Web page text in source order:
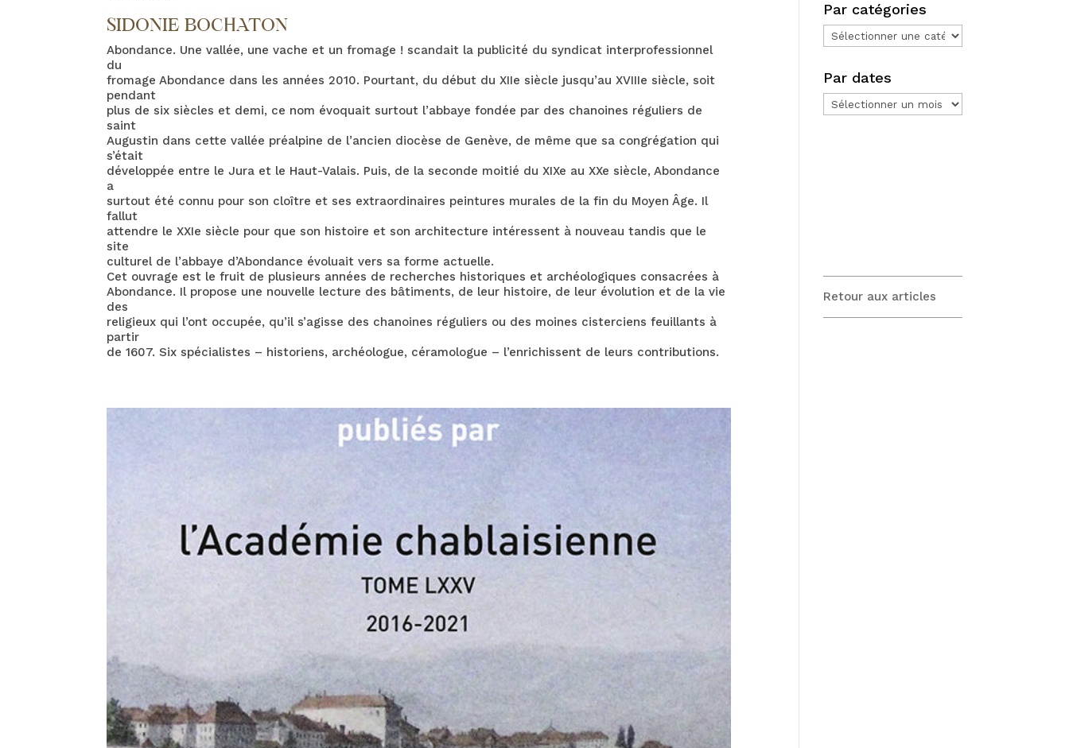
SIDONIE BOCHATON
Abondance. Une vallée, une vache et un fromage ! scandait la publicité du syndicat interprofessionnel
du
fromage Abondance dans les années 2010. Pourtant, du début du XIIe siècle jusqu’au XVIIIe siècle, soit
pendant
plus de six siècles et demi, ce nom évoquait surtout l’abbaye fondée par des chanoines réguliers de
saint
Augustin dans cette vallée préalpine de l’ancien diocèse de Genève, de même que sa congrégation qui
s’était
développée entre le Jura et le Haut-Valais. Puis, de la seconde moitié du XIXe au XXe siècle, Abondance
a
surtout été connu pour son cloître et ses extraordinaires peintures murales de la fin du Moyen Âge. Il
fallut
attendre le XXIe siècle pour que son histoire et son architecture intéressent à nouveau tandis que le
site
culturel de l’abbaye d’Abondance évoluait vers sa forme actuelle.
Cet ouvrage est le fruit de plusieurs années de recherches historiques et archéologiques consacrées à
Abondance. Il propose une nouvelle lecture des bâtiments, de leur histoire, de leur évolution et de la vie
des
religieux qui l’ont occupée, qu’il s’agisse des chanoines réguliers ou des moines cisterciens feuillants à
partir
de 1607. Six spécialistes – historiens, archéologue, céramologue – l’enrichissent de leurs contributions.
Par catégories
Par
catégories
Par dates
Par
dates
Retour aux articles